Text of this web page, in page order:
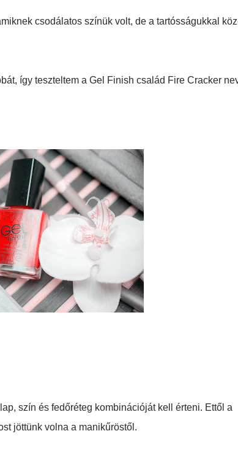
csodálatos színük volt, de a tartósságukkal
így teszteltem a Gel Finish család Fire Cracker
szín és fedőréteg kombinációját kell érteni. Ettől a
jöttünk volna a manikűröstől.